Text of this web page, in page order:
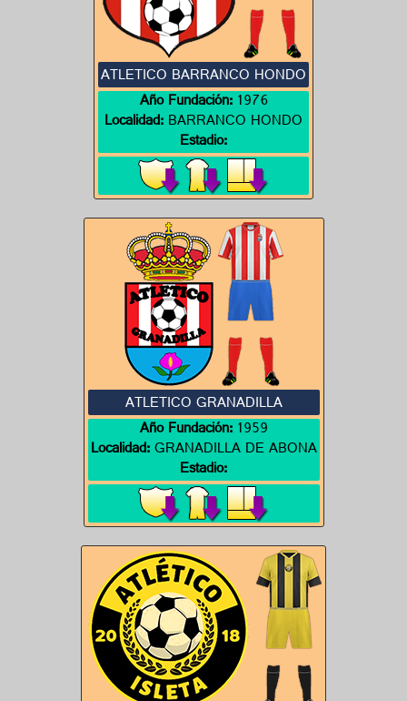
ATLETICO BARRANCO HONDO
Año Fundación:1976
Localidad:BARRANCO HONDO
Estadio:
ATLETICO GRANADILLA
Año Fundación:1959
Localidad:GRANADILLA DE ABONA
Estadio: